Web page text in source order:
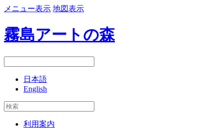
メニュー表示 地図表示
霧島アートの森
日本語
English
利用案内